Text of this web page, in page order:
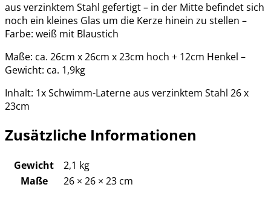
aus verzinktem Stahl gefertigt – in der Mitte befindet sich
noch ein kleines Glas um die Kerze hinein zu stellen –
Farbe: weiß mit Blaustich
Maße: ca. 26cm x 26cm x 23cm hoch + 12cm Henkel –
Gewicht: ca. 1,9kg
Inhalt: 1x Schwimm-Laterne aus verzinktem Stahl 26 x
23cm
Zusätzliche Informationen
Gewicht
2,1 kg
Maße
26 × 26 × 23 cm